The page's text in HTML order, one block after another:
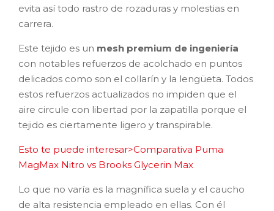
evita así todo rastro de rozaduras y molestias en
carrera.
Este tejido es un mesh premium de ingeniería
con notables refuerzos de acolchado en puntos
delicados como son el collarín y la lengüeta. Todos
estos refuerzos actualizados no impiden que el
aire circule con libertad por la zapatilla porque el
tejido es ciertamente ligero y transpirable.
Esto te puede interesar>Comparativa Puma
MagMax Nitro vs Brooks Glycerin Max
Lo que no varía es la magnífica suela y el caucho
de alta resistencia empleado en ellas. Con él